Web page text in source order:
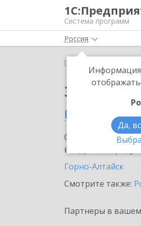
Система программ
Россия
Информация
Да,
Главная
Заказать
в
Ознакомьтесь с
внедрение
Горно-Алтайск
Смотрите также:
Партнеры в вашем